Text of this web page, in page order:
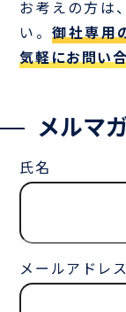
お考えの方は
い。御社専用
気軽にお問い
メルマ
氏名
メールアドレス